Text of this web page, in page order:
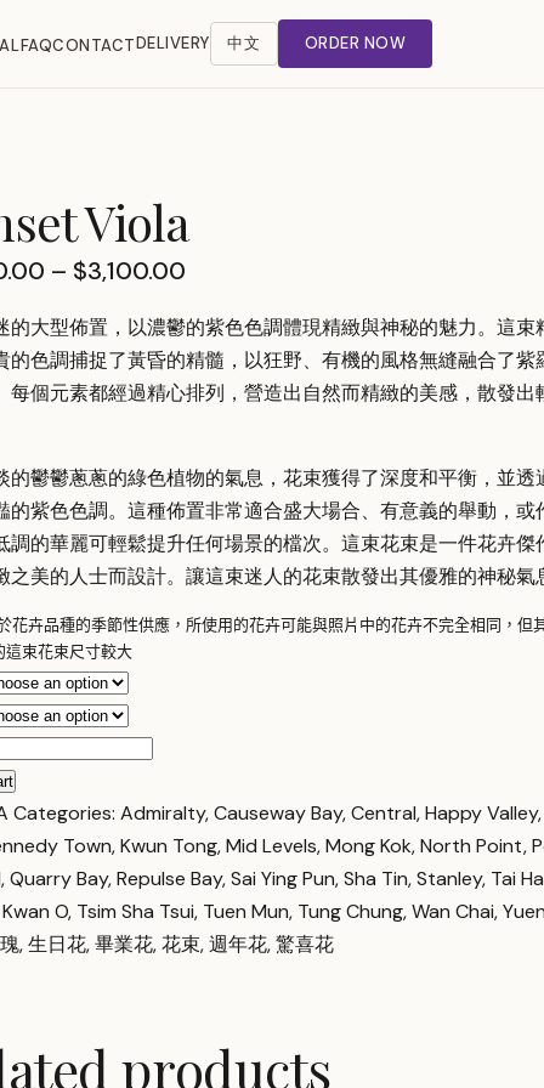
FAQCONTACTDELIVERY 中文 ORDER NOW
Viola
– $3,100.00
range:
$1,200.00
through
的大型佈置，以濃鬱的紫色色調體現精緻與神秘的魅力。這束
的色調捕捉了黃昏的精髓，以狂野、有機的風格無縫融合了紫
每個元素都經過精心排列，營造出自然而精緻的美感，散發出
的鬱鬱蔥蔥的綠色植物的氣息，花束獲得了深度和平衡，並透
的紫色色調。這種佈置非常適合盛大場合、有意義的舉動，或
調的華麗可輕鬆提升任何場景的檔次。這束花束是一件花卉傑
之美的人士而設計。讓這束迷人的花束散發出其優雅的神秘氣
花卉品種的季節性供應，所使用的花卉可能與照片中的花卉不完全相同，
這束花束尺寸較大
Categories: Admiralty,Causeway Bay,Central,Happy Valley
Town,Kwun Tong,Mid Levels,Mong Kok,North Point,
,Quarry Bay,Repulse Bay,Sai Ying Pun,Sha Tin,Stanley, Tai
O, Tsim Sha Tsui, Tuen Mun, Tung Chung,Wan Chai,
,生日花,畢業花,花束,週年花,驚喜花
products